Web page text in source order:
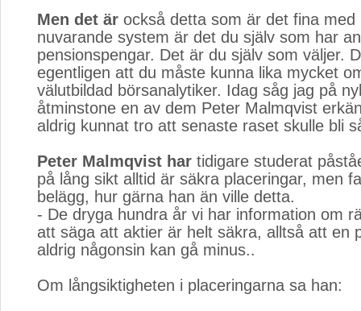
Men det är också detta som är det fina med
nuvarande system är det du själv som har
pensionspengar. Det är du själv som väljer.
egentligen att du måste kunna lika mycket
välutbildad börsanalytiker. Idag såg jag på
åtminstone en av dem Peter Malmqvist
aldrig kunnat tro att senaste raset skulle bli
Peter Malmqvist har tidigare studerat
på lång sikt alltid är säkra placeringar, men
belägg, hur gärna han än ville detta.
- De dryga hundra år vi har information om
att säga att aktier är helt säkra, alltså att en
aldrig någonsin kan gå minus..
Om långsiktigheten i placeringarna sa han: